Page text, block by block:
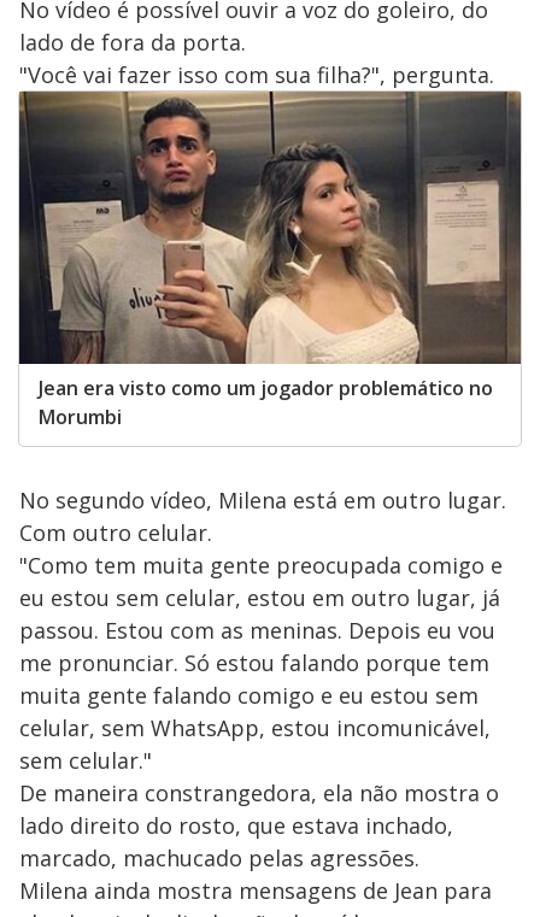
i
d
e
o
No vídeo é possível ouvir a voz do goleiro, do
lado de fora da porta.
"Você vai fazer isso com sua filha?", pergunta.
Jean era visto como um jogador problemático no
Morumbi
No segundo vídeo, Milena está em outro lugar.
Com outro celular.
"Como tem muita gente preocupada comigo e
eu estou sem celular, estou em outro lugar, já
passou. Estou com as meninas. Depois eu vou
me pronunciar. Só estou falando porque tem
muita gente falando comigo e eu estou sem
celular, sem WhatsApp, estou incomunicável,
sem celular."
De maneira constrangedora, ela não mostra o
lado direito do rosto, que estava inchado,
marcado, machucado pelas agressões.
Milena ainda mostra mensagens de Jean para